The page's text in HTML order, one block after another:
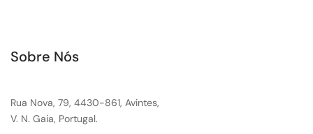
Sobre Nós
Rua Nova, 79, 4430-861, Avintes,
V. N. Gaia, Portugal.